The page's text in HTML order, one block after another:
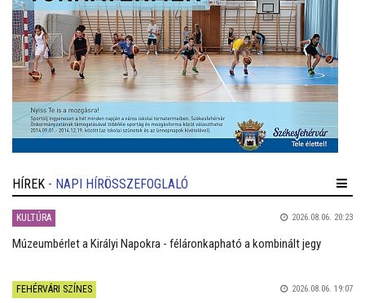
HÍREK - NAPI HÍRÖSSZEFOGLALÓ
KULTÚRA 2026.08.06. 20:23
Múzeumbérlet a Királyi Napokra - féláronkapható a kombinált jegy
FEHÉRVÁRI SZÍNES 2026.08.06. 19:07